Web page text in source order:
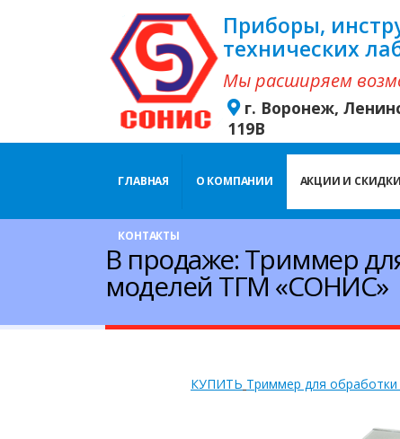
Приборы,
технических
Мы расширяем
г. Воронеж,
119В
ГЛАВНАЯ О КОМПАНИИ АКЦИИ И СКИДКИ
КОНТАКТЫ
В продаже: Триммер
моделей ТГМ «СОНИС»
КУПИТЬ Триммер для